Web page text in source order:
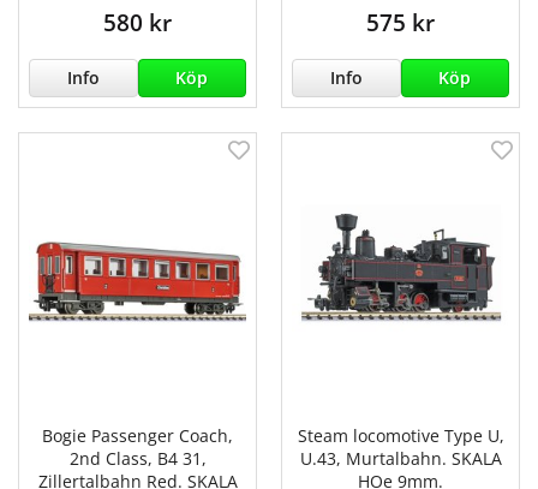
580 kr
Info Köp
575 kr
Info Köp
Bogie Passenger Coach,
2nd Class, B4 31,
Zillertalbahn Red. SKALA
Steam locomotive Type U,
U.43, Murtalbahn. SKALA
HOe 9mm.